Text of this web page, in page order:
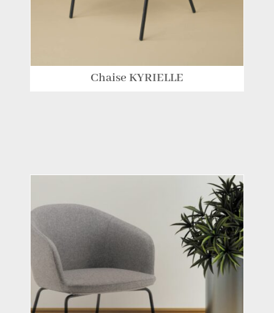
Chaise KYRIELLE